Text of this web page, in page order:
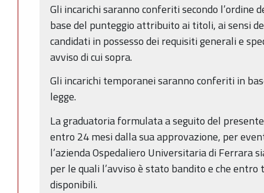
Gli incarichi saranno conferiti secondo l’ordine
base del punteggio attribuito ai titoli, ai sensi
candidati in possesso dei requisiti generali e
avviso di cui sopra.
Gli incarichi temporanei saranno conferiti in
legge.
La graduatoria formulata a seguito del
entro 24 mesi dalla sua approvazione, per
l’azienda Ospedaliero Universitaria di Ferrara
per le quali l’avviso è stato bandito e che
disponibili.